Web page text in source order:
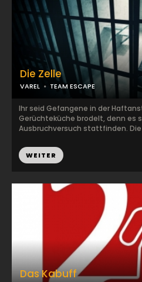
Die Zelle
VAREL TEAM ESCAPE
Ihr seid Gefangene in der
Gerüchteküche brodelt, denn es
Ausbruchversuch stattfinden. Die
WEITER
Das Kabuff